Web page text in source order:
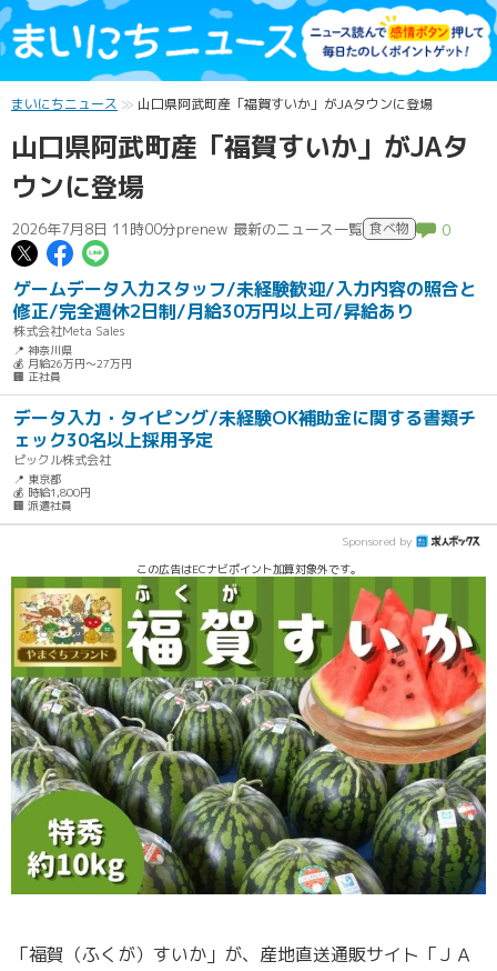
まいにちニュース 山口県阿武町産「福賀すいか」がJAタウンに登場
山口県阿武町産「福賀すいか」がJAタ
ウンに登場
2026年7月8日 11時00分prenew 最新のニュース一覧 食べ物 0
この記事についてポスト
この記事についてFacebookでシェ
ゲームデータ入力スタッフ/未経験歓迎/入力内容の照合と
修正/完全週休2日制/月給30万円以上可/昇給あり
株式会社Meta Sales
📍 神奈川県
💰 月給26万円～27万円
🏢 正社員
データ入力・タイピング/未経験OK補助金に関する書類チ
ェック30名以上採用予定
ピックル株式会社
📍 東京都
💰 時給1,800円
🏢 派遣社員
Sponsored by
この広告はECナビポイント加算対象外です。
「福賀（ふくが）すいか」が、産地直送通販サイト「ＪＡ